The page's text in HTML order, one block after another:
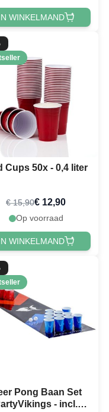
WINKELMAND
Cups 50x - 0,4 liter
€ 15,90€ 12,90
Op voorraad
WINKELMAND
Pong Baan Set
- incl.